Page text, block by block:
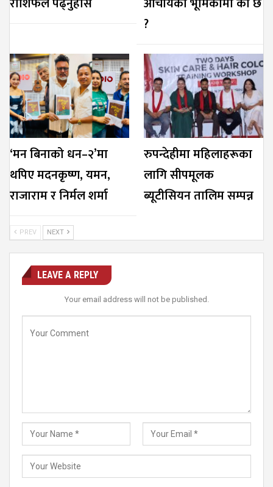
?
‘मन बिनाको धन–२’मा
थपिए मदनकृष्ण, यमन,
राजाराम र निर्मल शर्मा
रुपन्देहीमा महिलाहरूका
लागि सीपमूलक
ब्यूटीसियन तालिम सम्पन्न
PREV NEXT
LEAVE A REPLY
Your email address will not be published.